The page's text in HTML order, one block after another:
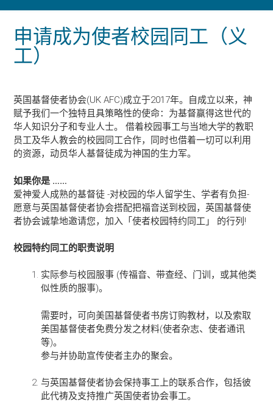
申请成为使者校园同工（义
工）
英国基督使者协会(UK AFC)成立于2017年。自成立以来，神
赋予我们一个独特且具策略性的使命：为基督赢得这世代的
华人知识分子和专业人士。 借着校园事工与当地大学的教职
员工及华人教会的校园同工合作，同时也借着一切可以利用
的资源，动员华人基督徒成为神国的生力军。
如果你是 ……
爱神爱人成熟的基督徒 -对校园的华人留学生、学者有负担-
愿意与英国基督使者协会搭配把福音送到校园，英国基督使
者协会诚挚地邀请您，加入「使者校园特约同工」 的行列!
校园特约同工的职责说明
实际参与校园服事 (传福音、带查经、门训，或其他类
似性质的服事)。
需要时，可向美国基督使者书房订购教材，以及索取
美国基督使者免费分发之材料(使者杂志、使者通讯
等)。
参与并协助宣传使者主办的聚会。
与英国基督使者协会保持事工上的联系合作，包括彼
此代祷及支持推广英国使者协会事工。